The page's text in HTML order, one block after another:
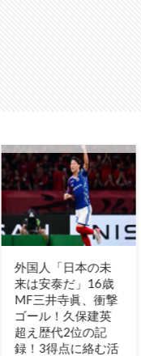
【世界】シンプル
な問い【ポーラン
ドボール】